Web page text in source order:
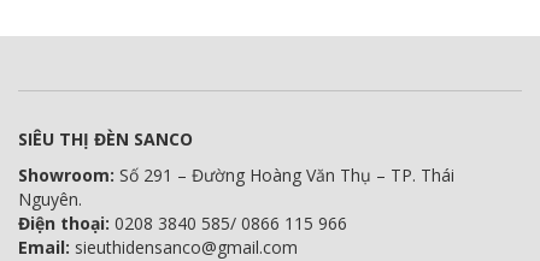
SIÊU THỊ ĐÈN SANCO
Showroom: Số 291 – Đường Hoàng Văn Thụ – TP. Thái
Nguyên.
Điện thoại: 0208 3840 585/ 0866 115 966
Email: sieuthidensanco@gmail.com